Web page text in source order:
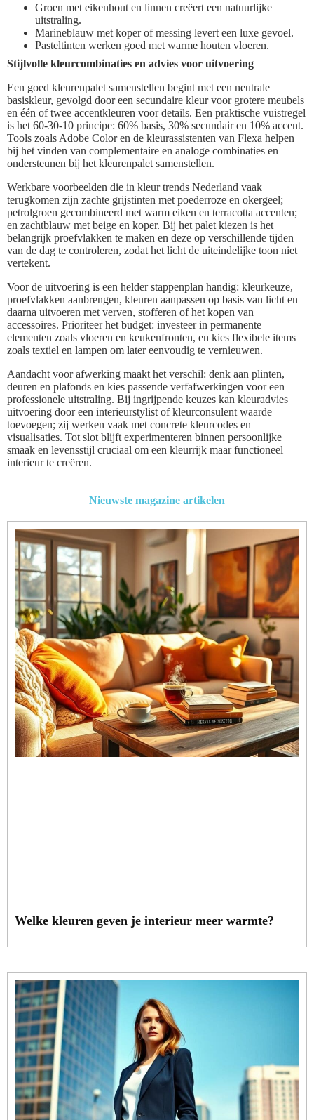
Groen met eikenhout en linnen creëert een natuurlijke
uitstraling.
Marineblauw met koper of messing levert een luxe gevoel.
Pasteltinten werken goed met warme houten vloeren.
Stijlvolle kleurcombinaties en advies voor uitvoering
Een goed kleurenpalet samenstellen begint met een neutrale
basiskleur, gevolgd door een secundaire kleur voor grotere meubels
en één of twee accentkleuren voor details. Een praktische vuistregel
is het 60-30-10 principe: 60% basis, 30% secundair en 10% accent.
Tools zoals Adobe Color en de kleurassistenten van Flexa helpen
bij het vinden van complementaire en analoge combinaties en
ondersteunen bij het kleurenpalet samenstellen.
Werkbare voorbeelden die in kleur trends Nederland vaak
terugkomen zijn zachte grijstinten met poederroze en okergeel;
petrolgroen gecombineerd met warm eiken en terracotta accenten;
en zachtblauw met beige en koper. Bij het palet kiezen is het
belangrijk proefvlakken te maken en deze op verschillende tijden
van de dag te controleren, zodat het licht de uiteindelijke toon niet
vertekent.
Voor de uitvoering is een helder stappenplan handig: kleurkeuze,
proefvlakken aanbrengen, kleuren aanpassen op basis van licht en
daarna uitvoeren met verven, stofferen of het kopen van
accessoires. Prioriteer het budget: investeer in permanente
elementen zoals vloeren en keukenfronten, en kies flexibele items
zoals textiel en lampen om later eenvoudig te vernieuwen.
Aandacht voor afwerking maakt het verschil: denk aan plinten,
deuren en plafonds en kies passende verfafwerkingen voor een
professionele uitstraling. Bij ingrijpende keuzes kan kleuradvies
uitvoering door een interieurstylist of kleurconsulent waarde
toevoegen; zij werken vaak met concrete kleurcodes en
visualisaties. Tot slot blijft experimenteren binnen persoonlijke
smaak en levensstijl cruciaal om een kleurrijk maar functioneel
interieur te creëren.
Nieuwste magazine artikelen
Welke kleuren geven je interieur meer warmte?